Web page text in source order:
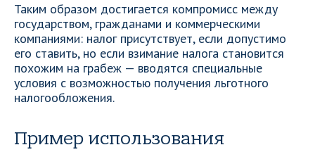
Таким образом достигается компромисс между
государством, гражданами и коммерческими
компаниями: налог присутствует, если допустимо
его ставить, но если взимание налога становится
похожим на грабеж — вводятся специальные
условия с возможностью получения льготного
налогообложения.
Пример использования